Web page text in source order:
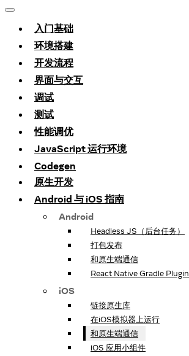
入门基础
环境搭建
开发流程
界面与交互
调试
测试
性能调优
JavaScript 运行环境
Codegen
原生开发
Android 与 iOS 指南
Android
Headless JS（后台任务）
打包发布
和原生端通信
React Native Gradle Plugin
iOS
链接原生库
在iOS模拟器上运行
和原生端通信
iOS 应用小组件